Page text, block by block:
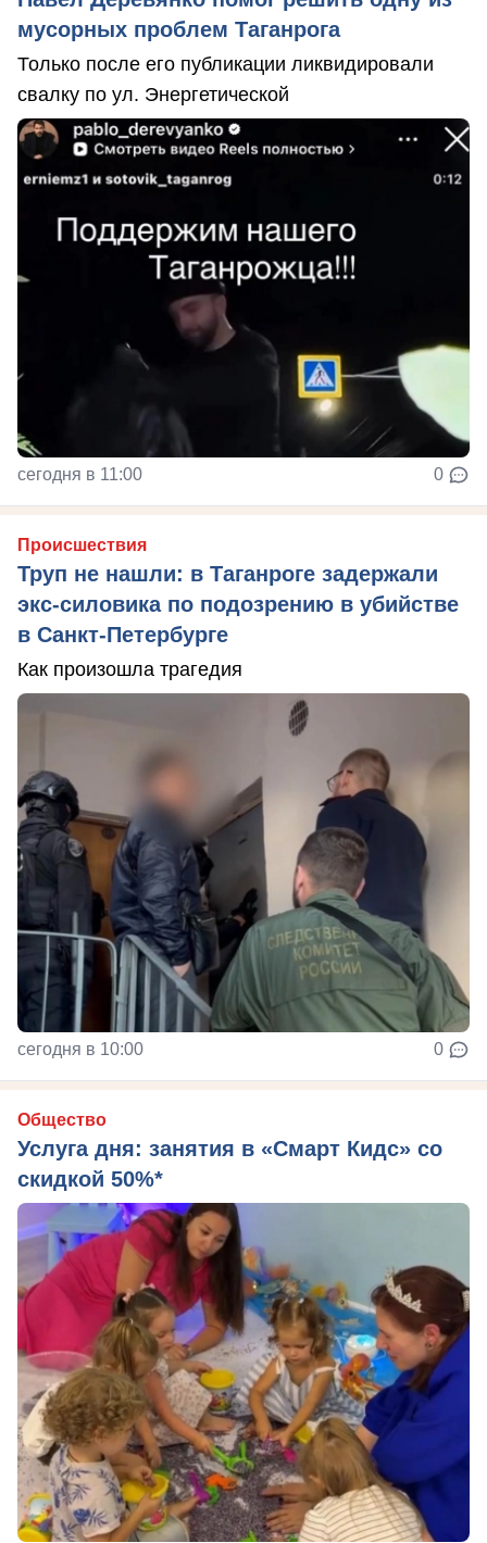
мусорных проблем Таганрога
Только после его публикации ликвидировали
свалку по ул. Энергетической
сегодня в 11:00 0
Происшествия
Труп не нашли: в Таганроге задержали
экс-силовика по подозрению в убийстве
в Санкт-Петербурге
Как произошла трагедия
сегодня в 10:00 0
Общество
Услуга дня: занятия в «Смарт Кидс» со
скидкой 50%*